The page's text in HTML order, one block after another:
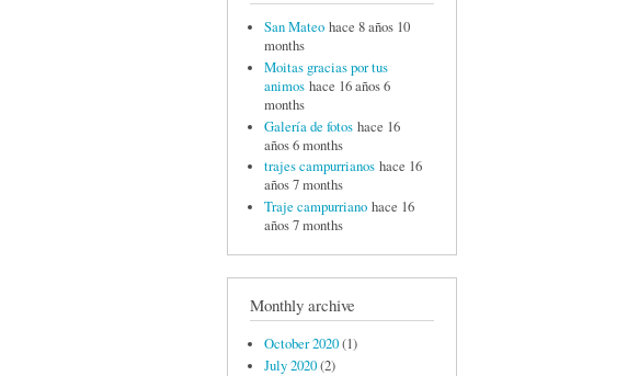
San Mateo hace 8 años 10
months
Moitas gracias por tus
animos hace 16 años 6
months
Galería de fotos hace 16
años 6 months
trajes campurrianos hace 16
años 7 months
Traje campurriano hace 16
años 7 months
Monthly archive
October 2020(1)
July 2020(2)